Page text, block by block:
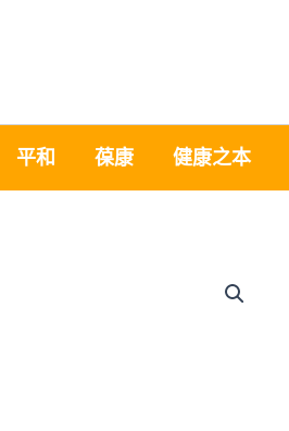
平和 葆康 健康之本